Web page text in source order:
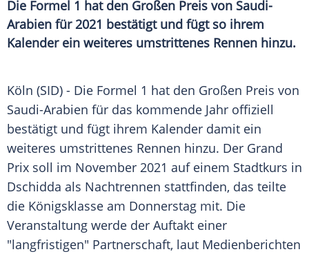
Die Formel 1 hat den Großen Preis von Saudi-
Arabien für 2021 bestätigt und fügt so ihrem
Kalender ein weiteres umstrittenes Rennen hinzu.
Köln (SID) - Die Formel 1 hat den Großen Preis von
Saudi-Arabien für das kommende Jahr offiziell
bestätigt und fügt ihrem Kalender damit ein
weiteres umstrittenes Rennen hinzu. Der Grand
Prix soll im November 2021 auf einem Stadtkurs in
Dschidda als Nachtrennen stattfinden, das teilte
die Königsklasse am Donnerstag mit. Die
Veranstaltung werde der Auftakt einer
"langfristigen" Partnerschaft, laut Medienberichten